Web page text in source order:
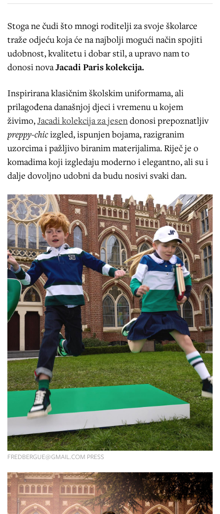
Stoga ne čudi što mnogi roditelji za svoje školarce
traže odjeću koja će na najbolji mogući način spojiti
udobnost, kvalitetu i dobar stil, a upravo nam to
donosi novaJacadi Paris kolekcija.
Inspirirana klasičnim školskim uniformama, ali
prilagođena današnjoj djeci i vremenu u kojem
živimo,Jacadi kolekcija za jesendonosi prepoznatljiv
preppy-chicizgled, ispunjen bojama, razigranim
uzorcima i pažljivo biranim materijalima. Riječ je o
komadima koji izgledaju moderno i elegantno, ali su i
dalje dovoljno udobni da budu nosivi svaki dan.
FREDBERGUE@GMAIL.COM PRESS